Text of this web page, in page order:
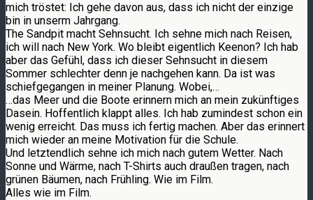
mich tröstet: Ich gehe davon aus, dass ich nicht der einzige
bin in unserm Jahrgang.
The Sandpit macht Sehnsucht. Ich sehne mich nach Reisen,
ich will nach New York. Wo bleibt eigentlich Keenon? Ich hab
aber das Gefühl, dass ich dieser Sehnsucht in diesem
Sommer schlechter denn je nachgehen kann. Da ist was
schiefgegangen in meiner Planung. Wobei,…
…das Meer und die Boote erinnern mich an mein zukünftiges
Dasein. Hoffentlich klappt alles. Ich hab zumindest schon ein
wenig erreicht. Das muss ich fertig machen. Aber das erinnert
mich wieder an meine Motivation für die Schule.
Und letztendlich sehne ich mich nach gutem Wetter. Nach
Sonne und Wärme, nach T-Shirts auch draußen tragen, nach
grünen Bäumen, nach Frühling. Wie im Film.
Alles wie im Film.